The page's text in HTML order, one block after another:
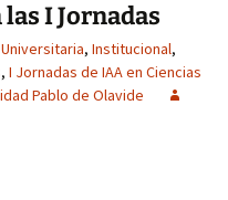
I Jornadas
, Institucional,
, I Jornadas de IAA en Ciencias
Pablo de Olavide